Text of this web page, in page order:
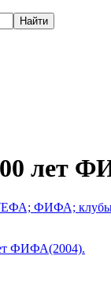
лет
ФИФА; клубы